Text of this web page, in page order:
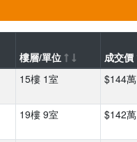
樓層/單位 成交價
15樓 1室 $144萬
19樓 9室 $142萬